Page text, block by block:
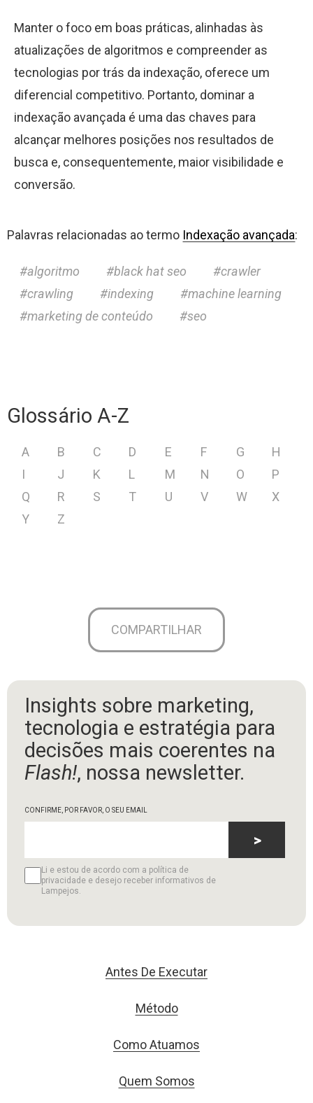
Manter o foco em boas práticas, alinhadas às
atualizações de algoritmos e compreender as
tecnologias por trás da indexação, oferece um
diferencial competitivo. Portanto, dominar a
indexação avançada é uma das chaves para
alcançar melhores posições nos resultados de
busca e, consequentemente, maior visibilidade e
conversão.
Palavras relacionadas ao termo Indexação avançada:
algoritmo black hat seo
crawler
crawling
indexing
machine learning
marketing de conteúdo
seo
Glossário A-Z
A B C D E F G
H
I
J K L M N O
P
Q
R S T U V W
X
Y
Z
COMPARTILHAR
Insights sobre marketing,
tecnologia e estratégia para
decisões mais coerentes na
Flash!, nossa newsletter.
CONFIRME, POR FAVOR, O SEU EMAIL
Li e estou de acordo com a política de
privacidade e desejo receber informativos de
Lampejos.
>
Antes De Executar
Método
Como Atuamos
Quem Somos